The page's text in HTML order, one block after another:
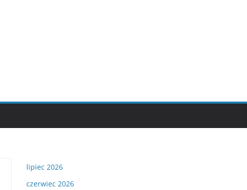
lipiec 2026
czerwiec 2026